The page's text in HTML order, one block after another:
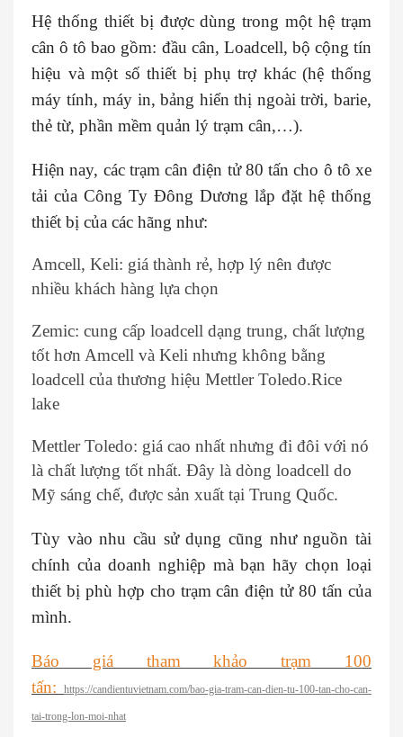
Hệ thống thiết bị được dùng trong một hệ trạm
cân ô tô bao gồm: đầu cân, Loadcell, bộ cộng tín
hiệu và một số thiết bị phụ trợ khác (hệ thống
máy tính, máy in, bảng hiển thị ngoài trời, barie,
thẻ từ, phần mềm quản lý trạm cân,…).
Hiện nay, các trạm cân điện tử 80 tấn cho ô tô xe
tải của Công Ty Đông Dương lắp đặt hệ thống
thiết bị của các hãng như:
Amcell, Keli: giá thành rẻ, hợp lý nên được
nhiều khách hàng lựa chọn
Zemic: cung cấp loadcell dạng trung, chất lượng
tốt hơn Amcell và Keli nhưng không bằng
loadcell của thương hiệu Mettler Toledo.Rice
lake
Mettler Toledo: giá cao nhất nhưng đi đôi với nó
là chất lượng tốt nhất. Đây là dòng loadcell do
Mỹ sáng chế, được sản xuất tại Trung Quốc.
Tùy vào nhu cầu sử dụng cũng như nguồn tài
chính của doanh nghiệp mà bạn hãy chọn loại
thiết bị phù hợp cho trạm cân điện tử 80 tấn của
mình.
Báo giá tham khảo trạm 100
tấn:
https://candientuvietnam.com/bao-gia-tram-can-dien-tu-100-tan-cho-can-
tai-trong-lon-moi-nhat